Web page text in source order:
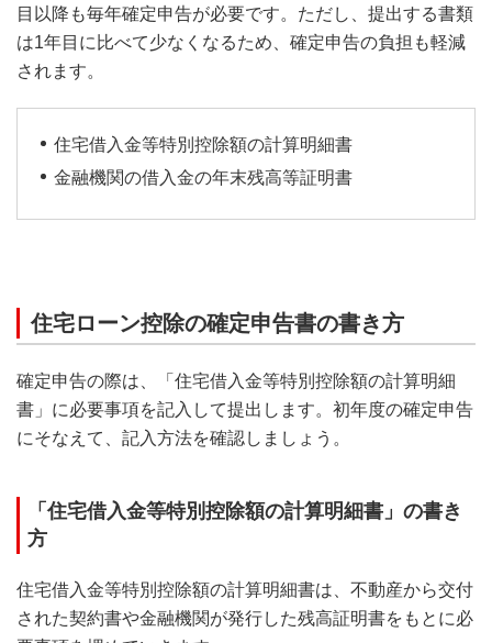
目以降も毎年確定申告が必要です。ただし、提出する書類
は1年目に比べて少なくなるため、確定申告の負担も軽減
されます。
住宅借入金等特別控除額の計算明細書
金融機関の借入金の年末残高等証明書
住宅ローン控除の確定申告書の書き方
確定申告の際は、「住宅借入金等特別控除額の計算明細
書」に必要事項を記入して提出します。初年度の確定申告
にそなえて、記入方法を確認しましょう。
「住宅借入金等特別控除額の計算明細書」の書き
方
住宅借入金等特別控除額の計算明細書は、不動産から交付
された契約書や金融機関が発行した残高証明書をもとに必